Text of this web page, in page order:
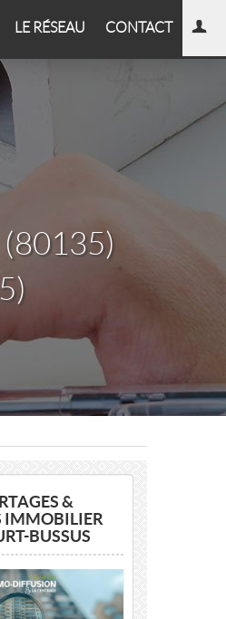
CONTACT
LE RÉSEAU
(80135)
&
IMMOBILIER
BUSSUS
Next